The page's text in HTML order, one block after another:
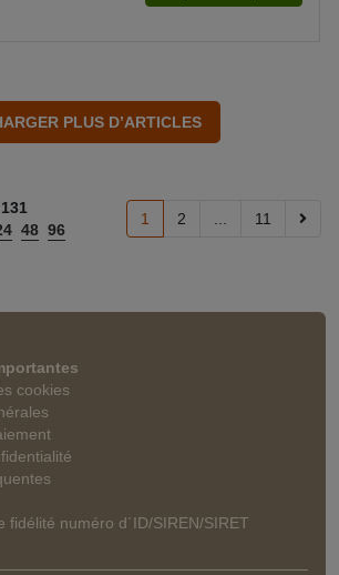
131
48 96
1 2 11
cookies
fidélité numéro d´ID/SIREN/SIRET